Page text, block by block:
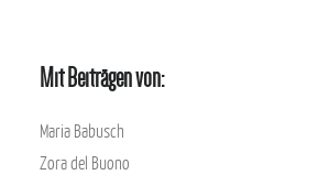
Mit Beiträgen von:
Maria Babusch
Zora del Buono